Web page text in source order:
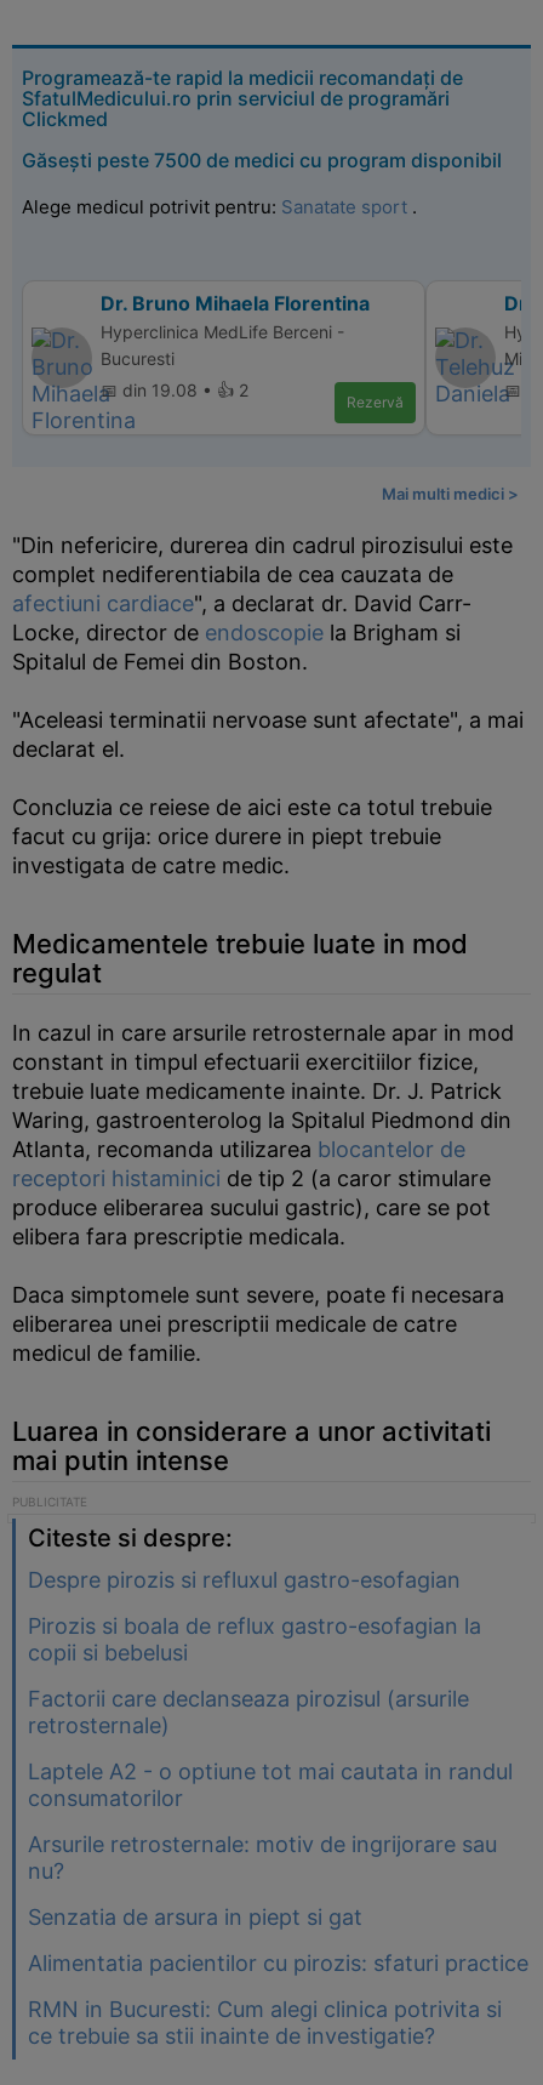
Programează-te rapid la medicii recomandați de
SfatulMedicului.ro prin serviciul de programări
Clickmed
Găsești peste 7500 de medici cu program disponibil
Alege medicul potrivit pentru: Sanatate sport .
Dr. Bruno Mihaela Florentina
Hyperclinica MedLife Berceni -
Bucuresti
📅 din 19.08 • 👍 2
Rezervă
Dr.
📅
Mai multi medici >
"Din nefericire, durerea din cadrul pirozisului este
complet nediferentiabila de cea cauzata de
afectiuni cardiace", a declarat dr. David Carr-
Locke, director de endoscopie la Brigham si
Spitalul de Femei din Boston.
"Aceleasi terminatii nervoase sunt afectate", a mai
declarat el.
Concluzia ce reiese de aici este ca totul trebuie
facut cu grija: orice durere in piept trebuie
investigata de catre medic.
Medicamentele trebuie luate in mod
regulat
In cazul in care arsurile retrosternale apar in mod
constant in timpul efectuarii exercitiilor fizice,
trebuie luate medicamente inainte. Dr. J. Patrick
Waring, gastroenterolog la Spitalul Piedmond din
Atlanta, recomanda utilizarea blocantelor de
receptori histaminici de tip 2 (a caror stimulare
produce eliberarea sucului gastric), care se pot
elibera fara prescriptie medicala.
Daca simptomele sunt severe, poate fi necesara
eliberarea unei prescriptii medicale de catre
medicul de familie.
Luarea in considerare a unor activitati
mai putin intense
Citeste si despre:
Despre pirozis si refluxul gastro-esofagian
Pirozis si boala de reflux gastro-esofagian la
copii si bebelusi
Factorii care declanseaza pirozisul (arsurile
retrosternale)
Laptele A2 - o optiune tot mai cautata in randul
consumatorilor
Arsurile retrosternale: motiv de ingrijorare sau
nu?
Senzatia de arsura in piept si gat
Alimentatia pacientilor cu pirozis: sfaturi practice
RMN in Bucuresti: Cum alegi clinica potrivita si
ce trebuie sa stii inainte de investigatie?